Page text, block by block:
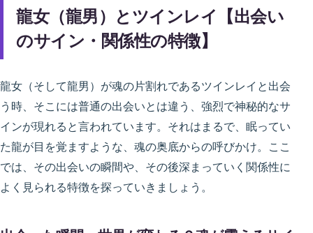
龍女（龍男）とツインレイ【出会い
のサイン・関係性の特徴】
龍女（そして龍男）が魂の片割れであるツインレイと出会
う時、そこには普通の出会いとは違う、強烈で神秘的なサ
インが現れると言われています。それはまるで、眠ってい
た龍が目を覚ますような、魂の奥底からの呼びかけ。ここ
では、その出会いの瞬間や、その後深まっていく関係性に
よく見られる特徴を探っていきましょう。